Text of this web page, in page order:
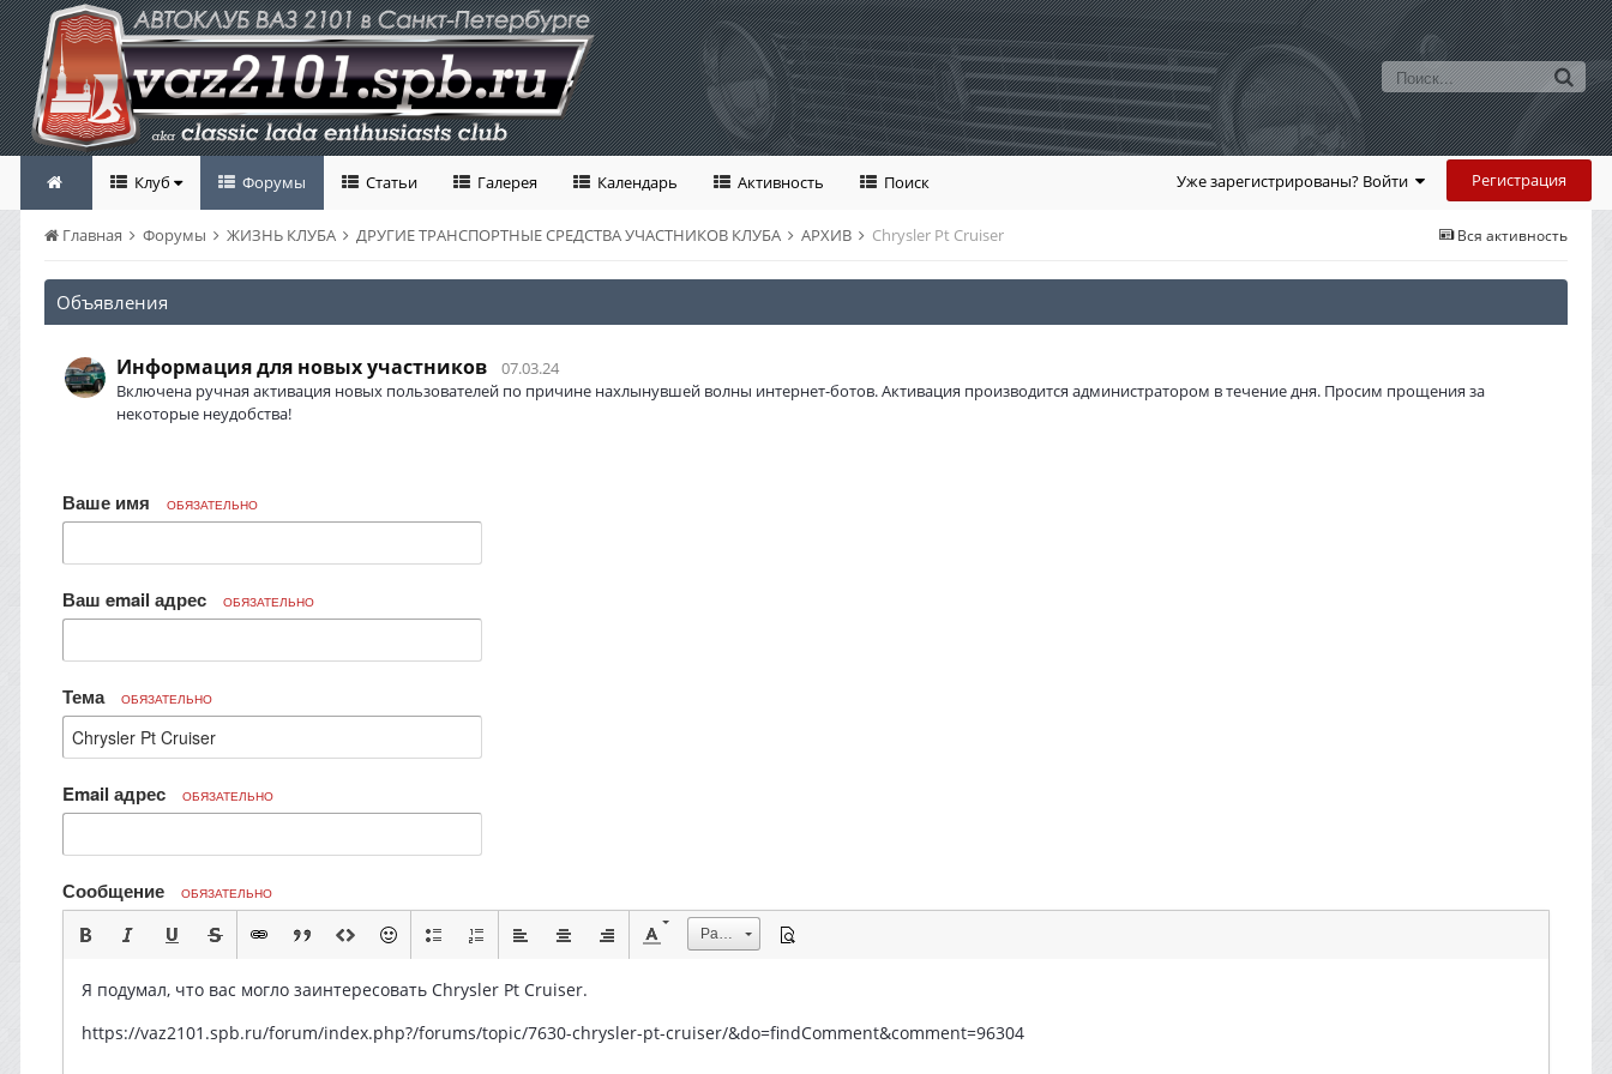
Уже зарегистрированы? Войти Регистрация
Клуб Форумы Статьи Галерея Календарь Активность Поиск
Вся активность
Главная Форумы ЖИЗНЬ КЛУБА ДРУГИЕ ТРАНСПОРТНЫЕ СРЕДСТВА УЧАСТНИКОВ КЛУБА АРХИВ Chrysler Pt Cruiser
Объявления
Информация для новых участников
07.03.24
Включена ручная активация новых пользователей по причине нахлынувшей волны интернет-ботов. Активация производится администратором в течение дня. Просим прощения за
некоторые неудобства!
Ваше имя ОБЯЗАТЕЛЬНО
Ваш email адрес ОБЯЗАТЕЛЬНО
Тема ОБЯЗАТЕЛЬНО
Email адрес ОБЯЗАТЕЛЬНО
Сообщение ОБЯЗАТЕЛЬНО
Размер
Я подумал, что вас могло заинтересовать Chrysler Pt Cruiser.
https://vaz2101.spb.ru/forum/index.php?/forums/topic/7630-chrysler-pt-cruiser/&do=findComment&comment=96304